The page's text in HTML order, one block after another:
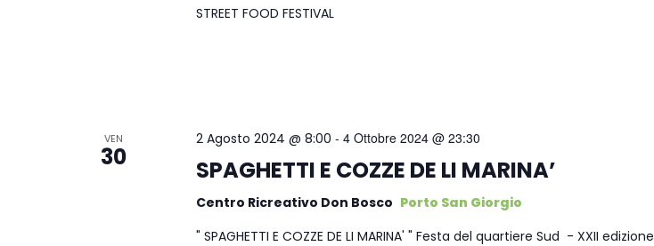
STREET FOOD FESTIVAL
VEN
30
2 Agosto 2024 @ 8:00 - 4 Ottobre 2024 @ 23:30
SPAGHETTI E COZZE DE LI MARINA’
Centro Ricreativo Don Bosco Porto San Giorgio
" SPAGHETTI E COZZE DE LI MARINA' " Festa del quartiere Sud - XXII edizione